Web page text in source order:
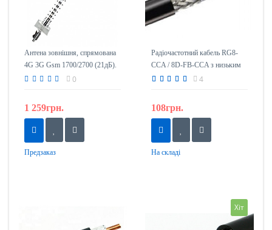
Антена зовнішня, спрямована
4G 3G Gsm 1700/2700 (21дБ).
ICS / 21-1700-2700
0
1 259грн.
Предзаказ
Радіочастотний кабель RG8-
CCA / 8D-FB-CCA з низьким
загасанням
4
108грн.
На складі
Хіт